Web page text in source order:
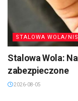
STALOWA WOLA/
Stalowa Wola:
zabezpieczone
2026-08-05